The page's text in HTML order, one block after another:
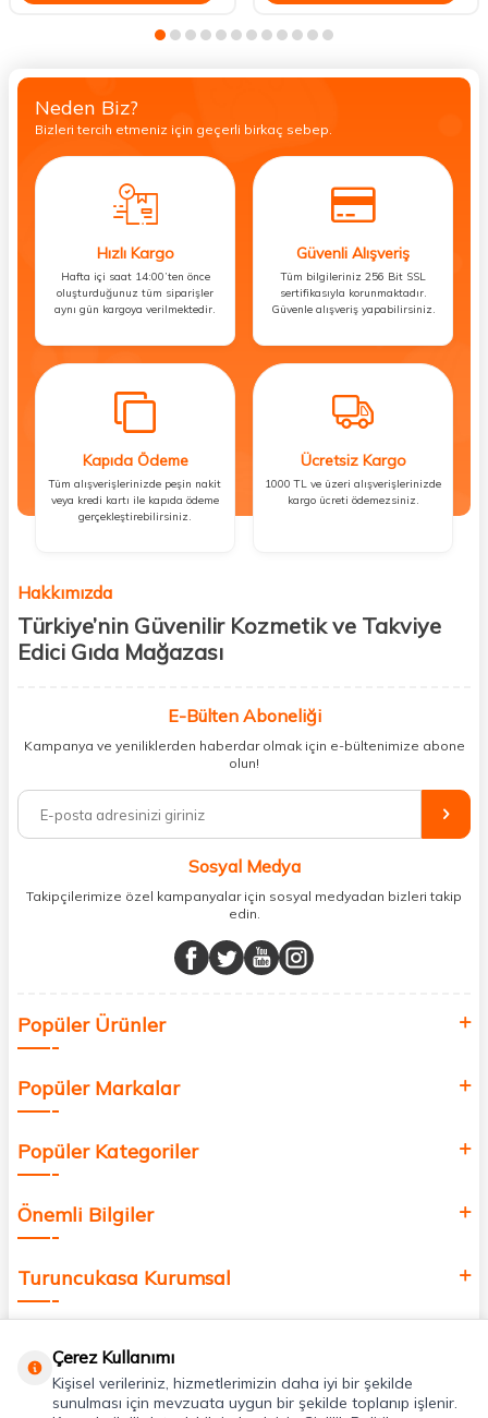
Neden Biz?
Bizleri tercih etmeniz için geçerli birkaç sebep.
Hızlı Kargo
Hafta içi saat 14:00’ten önce
oluşturduğunuz tüm siparişler
aynı gün kargoya verilmektedir.
Güvenli Alışveriş
Tüm bilgileriniz 256 Bit SSL
sertifikasıyla korunmaktadır.
Güvenle alışveriş yapabilirsiniz.
Kapıda Ödeme
Tüm alışverişlerinizde peşin nakit
veya kredi kartı ile kapıda ödeme
gerçekleştirebilirsiniz.
Ücretsiz Kargo
1000 TL ve üzeri alışverişlerinizde
kargo ücreti ödemezsiniz.
Hakkımızda
Türkiye’nin Güvenilir Kozmetik ve Takviye
Edici Gıda Mağazası
kişisel bakım hem de takviye edici gıda ürünlerini sizlerle
buluşturuyoruz. Artık mağaza mağaza dolaşmanıza gerek yok;
ihtiyacınız olan her şeyi tek bir çatı altında topluyor ve kapınıza kadar
%100 orijinal kozmetik ve sağlık ürünleriyle güzelliğinizi tamamlayabilir,
vücudunuzu desteklemek için güvenilir takviye edici gıdalara
minerallere kadar binlerce ürünü uygun fiyat ve hızlı kargo avantajıyla
sunuyoruz.
buluşturuyor ve online alışveriş deneyiminizi en iyi hale getiriyoruz.
Sağlık, güzellik ve iyi yaşam için aradığınız her şey burada!
değer katmak için bize katılın!
E-Bülten Aboneliği
Kampanya ve yeniliklerden haberdar olmak için e-bültenimize abone
olun!
Sosyal Medya
Takipçilerimize özel kampanyalar için sosyal medyadan bizleri takip
edin.
Popüler Ürünler
Popüler Markalar
Popüler Kategoriler
Önemli Bilgiler
Turuncukasa Kurumsal
Uygulamalarımız
Çerez Kullanımı
Kişisel verileriniz, hizmetlerimizin daha iyi bir şekilde
sunulması için mevzuata uygun bir şekilde toplanıp işlenir.